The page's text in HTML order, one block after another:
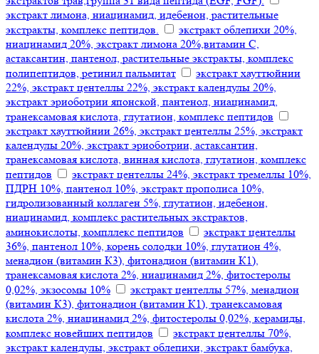
экстракт лимона, ниацинамид, идебенон, растительные
экстракты, комплекс пептидов.
экстракт облепихи 20%,
ниацинамид 20%, экстракт лимона 20%,витамин С,
астаксантин, пантенол, растительные экстракты, комплекс
полипептидов, ретинил пальмитат
экстракт хауттюйнии
22%, экстракт центеллы 22%, экстракт календулы 20%,
экстракт эриоботрии японской, пантенол, ниацинамид,
транексамовая кислота, глутатион, комплекс пептидов
экстракт хауттюйнии 26%, экстракт центеллы 25%, экстракт
календулы 20%, экстракт эриоботрии, астаксантин,
транексамовая кислота, винная кислота, глутатион, комплекс
пептидов
экстракт центеллы 24%, экстракт тремеллы 10%,
ПДРН 10%, пантенол 10%, экстракт прополиса 10%,
гидролизованный коллаген 5%, глутатион, идебенон,
ниацинамид, комплекс растительных экстрактов,
аминокислоты, компллекс пептидов
экстракт центеллы
36%, пантенол 10%, корень солодки 10%, глутатион 4%,
менадион (витамин К3), фитонадион (витамин К1),
транексамовая кислота 2%, ниацинамид 2%, фитостеролы
0,02%, экзосомы 10%
экстракт центеллы 57%, менадион
(витамин К3), фитонадион (витамин К1), транексамовая
кислота 2%, ниацинамид 2%, фитостеролы 0,02%, керамиды,
комплекс новейших пептидов
экстракт центеллы 70%,
экстракт календулы, экстракт облепихи, экстракт бамбука,